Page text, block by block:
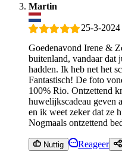
Martin
25-3-2024
Goedenavond Irene &
buitenland, vandaar dat
hadden. Ik heb net het
Fantastisch! De foto
100% Rio. Ontzettend
huwelijkscadeau geven
en ik weet zeker dat ze
Nogmaals ontzettend
Nuttig Reageer